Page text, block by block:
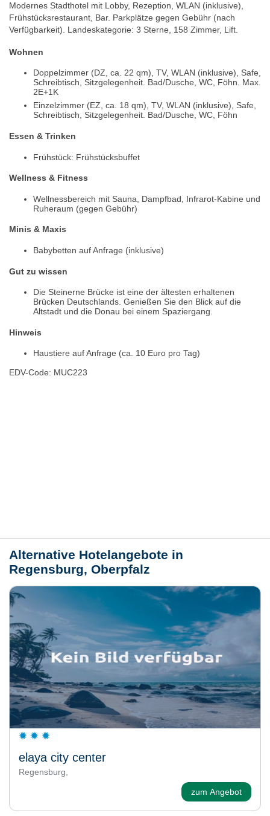
Modernes Stadthotel mit Lobby, Rezeption, WLAN (inklusive),
Frühstücksrestaurant, Bar. Parkplätze gegen Gebühr (nach
Verfügbarkeit). Landeskategorie: 3 Sterne, 158 Zimmer, Lift.
Wohnen
Doppelzimmer (DZ, ca. 22 qm), TV, WLAN (inklusive), Safe,
Schreibtisch, Sitzgelegenheit. Bad/Dusche, WC, Föhn. Max.
2E+1K
Einzelzimmer (EZ, ca. 18 qm), TV, WLAN (inklusive), Safe,
Schreibtisch, Sitzgelegenheit. Bad/Dusche, WC, Föhn
Essen & Trinken
Frühstück: Frühstücksbuffet
Wellness & Fitness
Wellnessbereich mit Sauna, Dampfbad, Infrarot-Kabine und
Ruheraum (gegen Gebühr)
Minis & Maxis
Babybetten auf Anfrage (inklusive)
Gut zu wissen
Die Steinerne Brücke ist eine der ältesten erhaltenen
Brücken Deutschlands. Genießen Sie den Blick auf die
Altstadt und die Donau bei einem Spaziergang.
Hinweis
Haustiere auf Anfrage (ca. 10 Euro pro Tag)
EDV-Code: MUC223
Alternative Hotelangebote in
Regensburg, Oberpfalz
elaya city center
Regensburg,
zum Angebot